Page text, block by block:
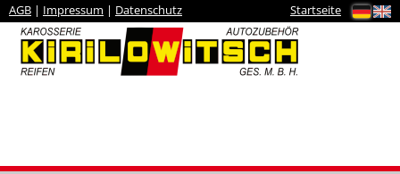
AGB | Impressum | Datenschutz Startseite